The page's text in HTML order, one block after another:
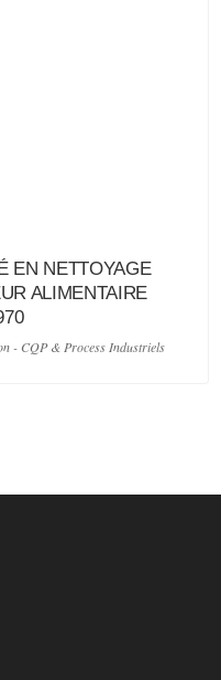
EN NETTOYAGE
ALIMENTAIRE
- CQP & Process Industriels